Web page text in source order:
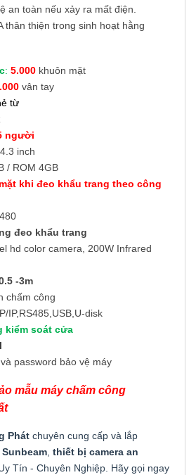
an toàn nếu xảy ra mất điện.
thân thiện trong sinh hoạt hằng
: 5.000 khuôn mặt
vân tay
từ
người
inch
/ ROM 4GB
khi đeo khẩu trang theo công
đeo khẩu trang
hd color camera, 200W Infrared
-3m
chấm công
IP,RS485,USB,U-disk
kiểm soát cửa
password bảo vệ máy
mẫu máy chấm công
Phát chuyên cung cấp và lắp
, thiết bị camera an
Tín - Chuyên Nghiệp. Hãy gọi ngay